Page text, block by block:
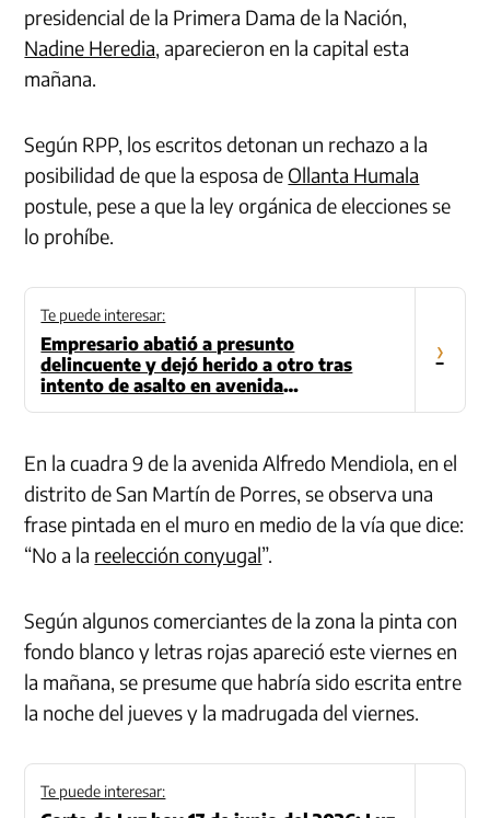
presidencial de la Primera Dama de la Nación,
Nadine Heredia, aparecieron en la capital esta
mañana.
Según RPP, los escritos detonan un rechazo a la
posibilidad de que la esposa de Ollanta Humala
postule, pese a que la ley orgánica de elecciones se
lo prohíbe.
Te puede interesar:
Empresario abatió a presunto
delincuente y dejó herido a otro tras
intento de asalto en avenida
›
En la cuadra 9 de la avenida Alfredo Mendiola, en el
distrito de San Martín de Porres, se observa una
frase pintada en el muro en medio de la vía que dice:
“No a la reelección conyugal”.
Según algunos comerciantes de la zona la pinta con
fondo blanco y letras rojas apareció este viernes en
la mañana, se presume que habría sido escrita entre
la noche del jueves y la madrugada del viernes.
Te puede interesar: